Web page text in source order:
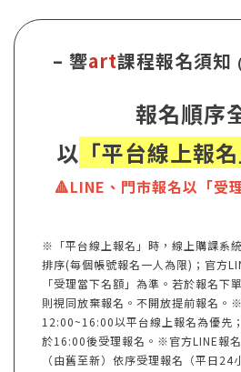
– 響art課程報名須知
報名順序
以 「平台線上報名
🔺LINE、門市報名以「受
※「平台線上報名」時，線上購課系
排序(每個帳號報名一人為限)；官方
「受理當下名額」為準。若於報名下
則視同放棄報名。不開放提前報名
12:00~16:00以平台線上報名為優先
於16:00後受理報名。※官方LINE報
（由舊至新）依序受理報名（平日24